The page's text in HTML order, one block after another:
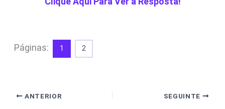
Páginas: 1 2
ANTERIOR SEGUINTE